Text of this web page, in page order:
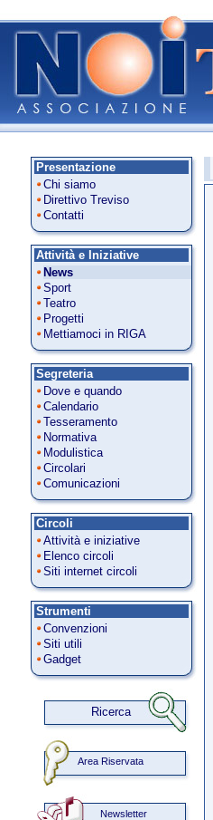
Presentazione
Chi siamo
Direttivo Treviso
Contatti
Attività e Iniziative
News
Sport
Teatro
Progetti
Mettiamoci in RIGA
Segreteria
Dove e quando
Calendario
Tesseramento
Normativa
Modulistica
Circolari
Comunicazioni
Circoli
Attività e iniziative
Elenco circoli
Siti internet circoli
Strumenti
Convenzioni
Siti utili
Gadget
Ricerca
Area Riservata
Newsletter